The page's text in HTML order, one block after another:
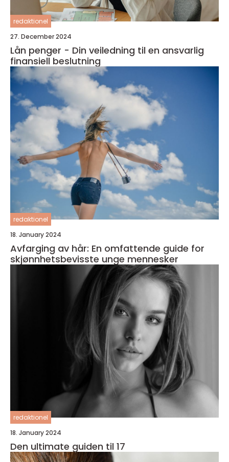
redaktionel
27. December 2024
Lån penger - Din veiledning til en ansvarlig
finansiell beslutning
redaktionel
18. January 2024
Avfarging av hår: En omfattende guide for
skjønnhetsbevisste unge mennesker
redaktionel
18. January 2024
Den ultimate guiden til 17